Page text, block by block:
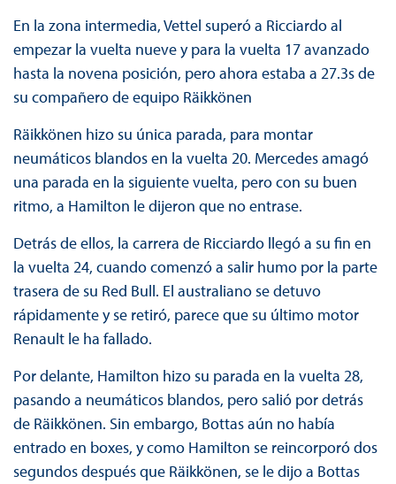
En la zona intermedia, Vettel superó a Ricciardo al
empezar la vuelta nueve y para la vuelta 17 avanzado
hasta la novena posición, pero ahora estaba a 27.3s de
su compañero de equipo Räikkönen
Räikkönen hizo su única parada, para montar
neumáticos blandos en la vuelta 20. Mercedes amagó
una parada en la siguiente vuelta, pero con su buen
ritmo, a Hamilton le dijeron que no entrase.
Detrás de ellos, la carrera de Ricciardo llegó a su fin en
la vuelta 24, cuando comenzó a salir humo por la parte
trasera de su Red Bull. El australiano se detuvo
rápidamente y se retiró, parece que su último motor
Renault le ha fallado.
Por delante, Hamilton hizo su parada en la vuelta 28,
pasando a neumáticos blandos, pero salió por detrás
de Räikkönen. Sin embargo, Bottas aún no había
entrado en boxes, y como Hamilton se reincorporó dos
segundos después que Räikkönen, se le dijo a Bottas